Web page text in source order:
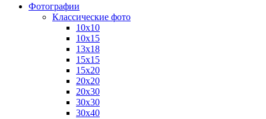
Фотографии
Классические фото
10х10
10х15
13х18
15х15
15х20
20х20
20х30
30х30
30х40